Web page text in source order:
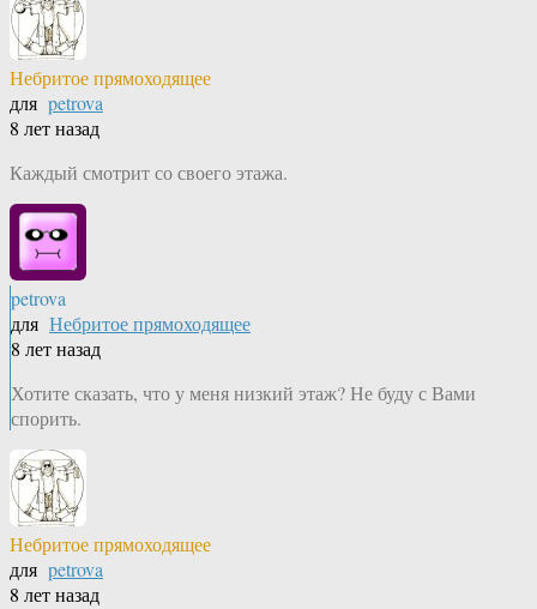
Небритое прямоходящее
для petrova
8 лет назад
Каждый смотрит со своего этажа.
petrova
для Небритое прямоходящее
8 лет назад
Хотите сказать, что у меня низкий этаж? Не буду с Вами
спорить.
Небритое прямоходящее
для petrova
8 лет назад